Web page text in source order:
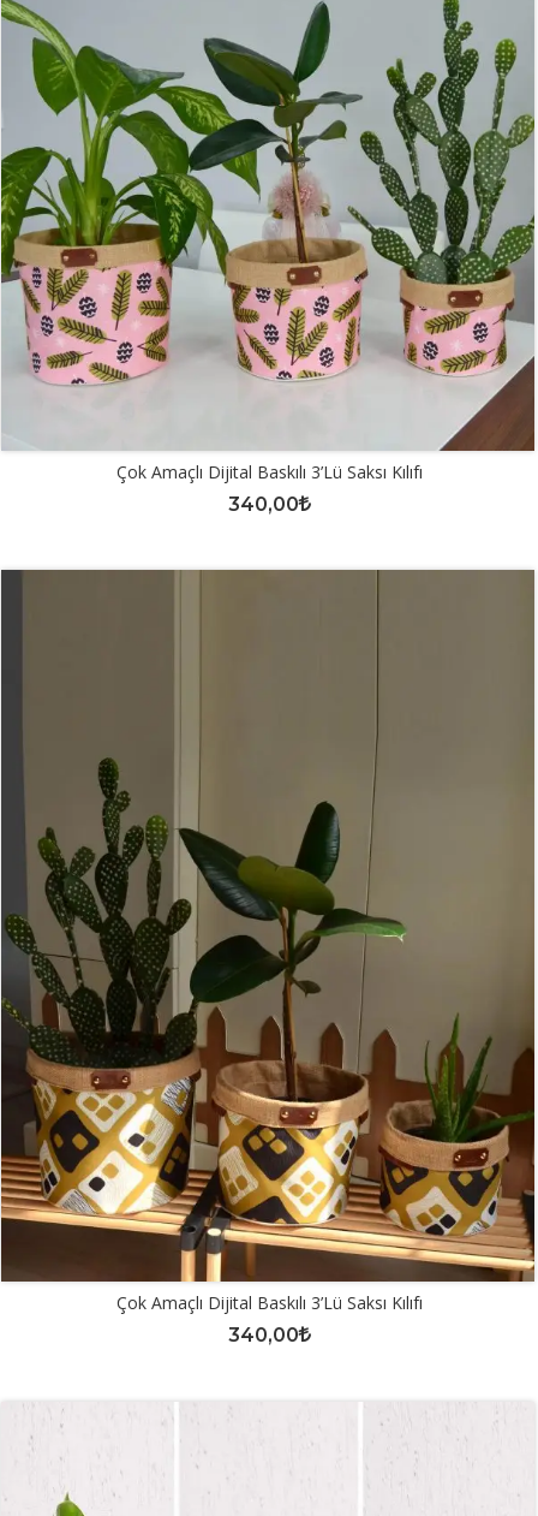
Çok Amaçlı Dijital Baskılı 3’lü Saksı Kılıfı
340,00
Çok Amaçlı Dijital Baskılı 3’lü Saksı Kılıfı
340,00